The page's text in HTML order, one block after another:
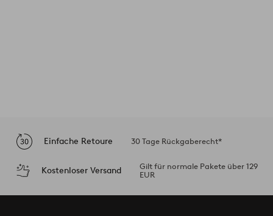
Einfache Retoure 30 Tage Rückgaberecht*
Kostenloser Versand
Gilt für normale Pakete über 129
EUR